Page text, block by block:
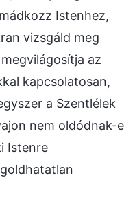
Istenhez,
vizsgáld meg
az
kapcsolatosan,
a Szentlélek
nem oldódnak-e
Istenre